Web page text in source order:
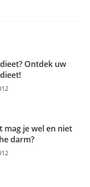
Ontdek uw
mag je wel en niet
darm?